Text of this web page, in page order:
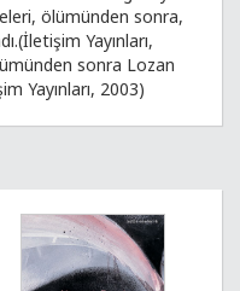
ölümünden sonra,
Yayınları,
sonra Lozan
Yayınları, 2003)